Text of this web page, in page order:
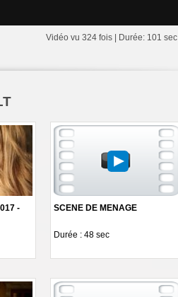
Vidéo vu 324 fois | Durée: 101 sec
-
SCENE DE MENAGE
Durée : 48 sec